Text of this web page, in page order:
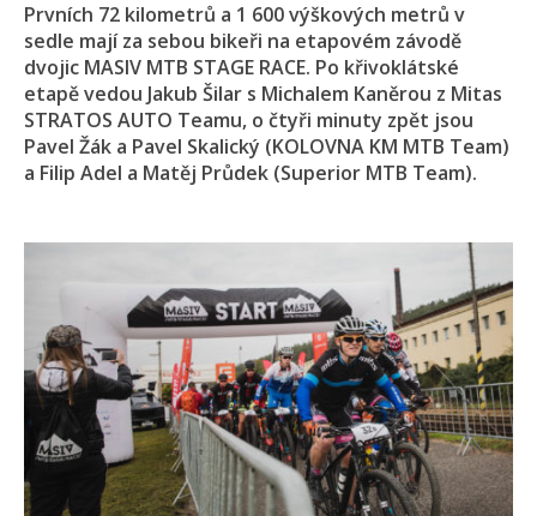
Prvních 72 kilometrů a 1 600 výškových metrů v
sedle mají za sebou bikeři na etapovém závodě
dvojic MASIV MTB STAGE RACE. Po křivoklátské
etapě vedou Jakub Šilar s Michalem Kaněrou z Mitas
STRATOS AUTO Teamu, o čtyři minuty zpět jsou
Pavel Žák a Pavel Skalický (KOLOVNA KM MTB Team)
a Filip Adel a Matěj Průdek (Superior MTB Team).